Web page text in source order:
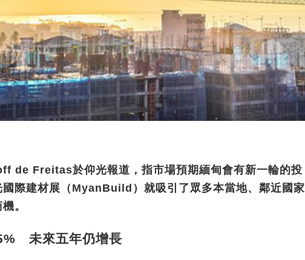
de Freitas於仰光報道，指市場預期緬甸會有新一輪的投
際建材展（MyanBuild）就吸引了眾多本當地、鄰近國家
。
未來五年仍增長